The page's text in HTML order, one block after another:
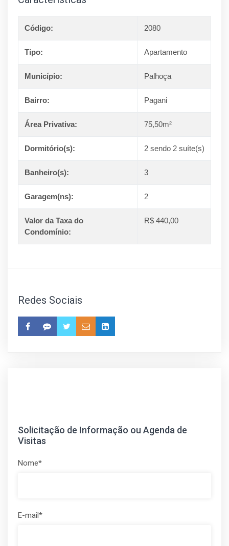
Código: 2080
Tipo: Apartamento
Município: Palhoça
Bairro: Pagani
Área Privativa: 75,50m²
Dormitório(s): 2 sendo 2 suíte(s)
Banheiro(s): 3
Garagem(ns): 2
Valor da Taxa do
Condomínio:
R$ 440,00
Redes Sociais
Solicitação de Informação ou Agenda de
Visitas
Nome*
E-mail*